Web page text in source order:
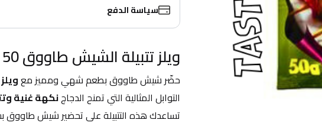
سياسة الدفع
ويلز تتبيلة الشيش طاووق 50 جم
حضّر شيش طاووق بطعم شهي ومميز مع
التوابل المثالية التي تمنح الدجاج نكهة غنية